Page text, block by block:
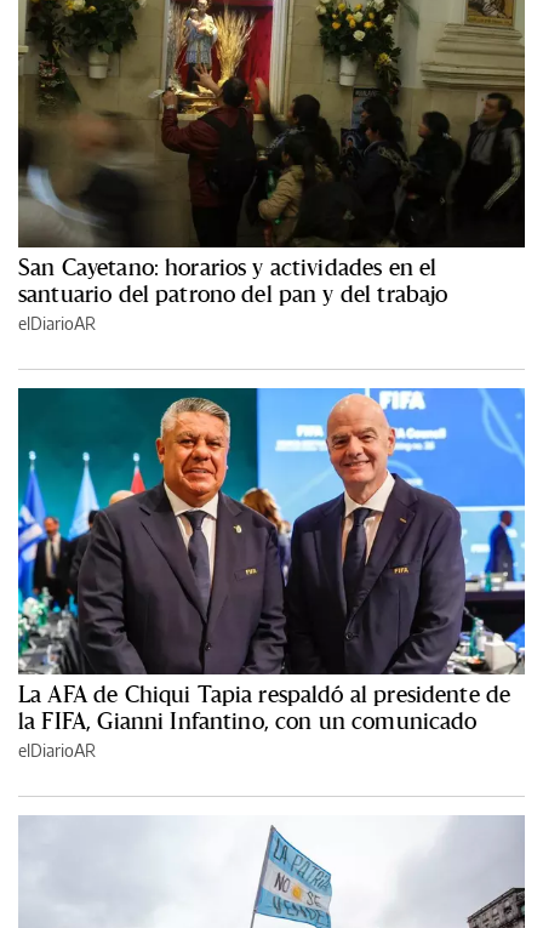
San Cayetano: horarios y actividades en el
santuario del patrono del pan y del trabajo
elDiarioAR
La AFA de Chiqui Tapia respaldó al presidente de
la FIFA, Gianni Infantino, con un comunicado
elDiarioAR